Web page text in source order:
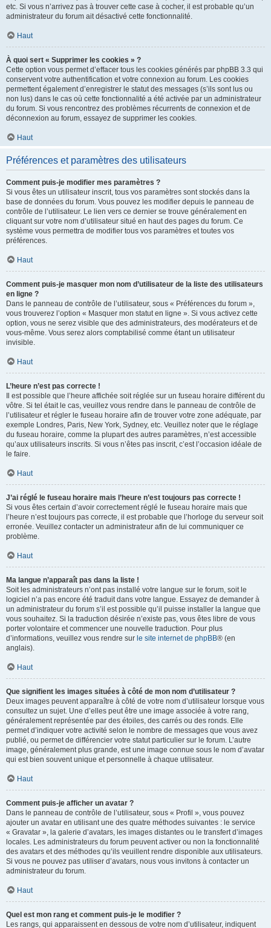
etc. Si vous n’arrivez pas à trouver cette case à cocher, il est probable qu’un
administrateur du forum ait désactivé cette fonctionnalité.
Haut
À quoi sert « Supprimer les cookies » ?
Cette option vous permet d’effacer tous les cookies générés par phpBB 3.3 qui
conservent votre authentification et votre connexion au forum. Les cookies
permettent également d’enregistrer le statut des messages (s’ils sont lus ou
non lus) dans le cas où cette fonctionnalité a été activée par un administrateur
du forum. Si vous rencontrez des problèmes récurrents de connexion et de
déconnexion au forum, essayez de supprimer les cookies.
Haut
Préférences et paramètres des utilisateurs
Comment puis-je modifier mes paramètres ?
Si vous êtes un utilisateur inscrit, tous vos paramètres sont stockés dans la
base de données du forum. Vous pouvez les modifier depuis le panneau de
contrôle de l’utilisateur. Le lien vers ce dernier se trouve généralement en
cliquant sur votre nom d’utilisateur situé en haut des pages du forum. Ce
système vous permettra de modifier tous vos paramètres et toutes vos
préférences.
Haut
Comment puis-je masquer mon nom d’utilisateur de la liste des utilisateurs
en ligne ?
Dans le panneau de contrôle de l’utilisateur, sous « Préférences du forum »,
vous trouverez l’option « Masquer mon statut en ligne ». Si vous activez cette
option, vous ne serez visible que des administrateurs, des modérateurs et de
vous-même. Vous serez alors comptabilisé comme étant un utilisateur
invisible.
Haut
L’heure n’est pas correcte !
Il est possible que l’heure affichée soit réglée sur un fuseau horaire différent du
vôtre. Si tel était le cas, veuillez vous rendre dans le panneau de contrôle de
l’utilisateur et régler le fuseau horaire afin de trouver votre zone adéquate, par
exemple Londres, Paris, New York, Sydney, etc. Veuillez noter que le réglage
du fuseau horaire, comme la plupart des autres paramètres, n’est accessible
qu’aux utilisateurs inscrits. Si vous n’êtes pas inscrit, c’est l’occasion idéale de
le faire.
Haut
J’ai réglé le fuseau horaire mais l’heure n’est toujours pas correcte !
Si vous êtes certain d’avoir correctement réglé le fuseau horaire mais que
l’heure n’est toujours pas correcte, il est probable que l’horloge du serveur soit
erronée. Veuillez contacter un administrateur afin de lui communiquer ce
problème.
Haut
Ma langue n’apparaît pas dans la liste !
Soit les administrateurs n’ont pas installé votre langue sur le forum, soit le
logiciel n’a pas encore été traduit dans votre langue. Essayez de demander à
un administrateur du forum s’il est possible qu’il puisse installer la langue que
vous souhaitez. Si la traduction désirée n’existe pas, vous êtes libre de vous
porter volontaire et commencer une nouvelle traduction. Pour plus
d’informations, veuillez vous rendre sur le site internet de phpBB® (en
anglais).
Haut
Que signifient les images situées à côté de mon nom d’utilisateur ?
Deux images peuvent apparaître à côté de votre nom d’utilisateur lorsque vous
consultez un sujet. Une d’elles peut être une image associée à votre rang,
généralement représentée par des étoiles, des carrés ou des ronds. Elle
permet d’indiquer votre activité selon le nombre de messages que vous avez
publié, ou permet de différencier votre statut particulier sur le forum. L’autre
image, généralement plus grande, est une image connue sous le nom d’avatar
qui est bien souvent unique et personnelle à chaque utilisateur.
Haut
Comment puis-je afficher un avatar ?
Dans le panneau de contrôle de l’utilisateur, sous « Profil », vous pouvez
ajouter un avatar en utilisant une des quatre méthodes suivantes : le service
« Gravatar », la galerie d’avatars, les images distantes ou le transfert d’images
locales. Les administrateurs du forum peuvent activer ou non la fonctionnalité
des avatars et des méthodes qu’ils veuillent rendre disponible aux utilisateurs.
Si vous ne pouvez pas utiliser d’avatars, nous vous invitons à contacter un
administrateur du forum.
Haut
Quel est mon rang et comment puis-je le modifier ?
Les rangs, qui apparaissent en dessous de votre nom d’utilisateur, indiquent